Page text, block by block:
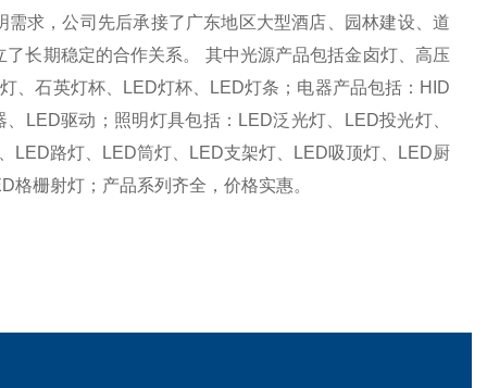
求，公司先后承接了广东地区大型酒店、园林建设、道
长期稳定的合作关系。 其中光源产品包括金卤灯、高压
、石英灯杯、LED灯杯、LED灯条；电器产品包括：HID
LED驱动；照明灯具包括：LED泛光灯、LED投光灯、
LED路灯、LED筒灯、LED支架灯、LED吸顶灯、LED厨
栅射灯；产品系列齐全，价格实惠。